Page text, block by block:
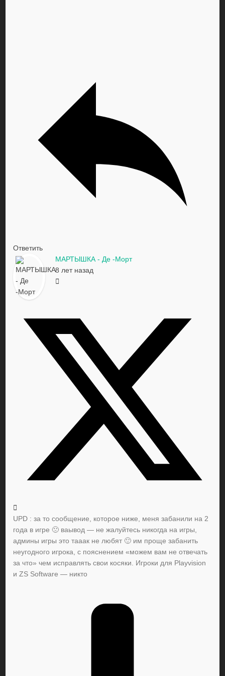
Ответить
МАРТЫШКА - Де -Морт
8 лет назад
UPD : за то сообщение, которое ниже, меня забанили на 2
года в игре 🙁 ваывод — не жалуйтесь никогда на игры,
админы игры это тааак не любят 🙂 им проще забанить
неугодного игрока, с пояснением «можем вам не отвечать
за что» чем исправлять свои косяки. Игроки для Playvision
и ZS Software — никто